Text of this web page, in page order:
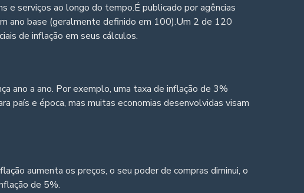
e serviços ao longo do tempo.É publicado por agências
ano base (geralmente definido em 100).Um 2 de 120
de inflação em seus cálculos.
ano a ano. Por exemplo, uma taxa de inflação de 3%
país e época, mas muitas economias desenvolvidas visam
aumenta os preços, o seu poder de compras diminui, o
de 5%.